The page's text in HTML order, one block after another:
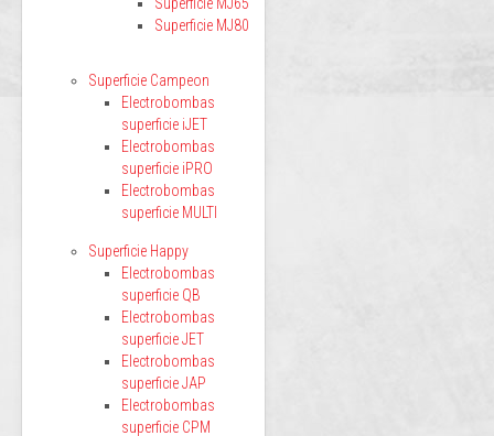
Superficie MJ80
Superficie Campeon
Electrobombas
superficie iJET
Electrobombas
superficie iPRO
Electrobombas
superficie MULTI
Superficie Happy
Electrobombas
superficie QB
Electrobombas
superficie JET
Electrobombas
superficie JAP
Electrobombas
superficie CPM